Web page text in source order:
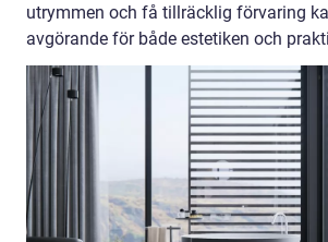
utrymmen och få tillräcklig förvaring
avgörande för både estetiken och